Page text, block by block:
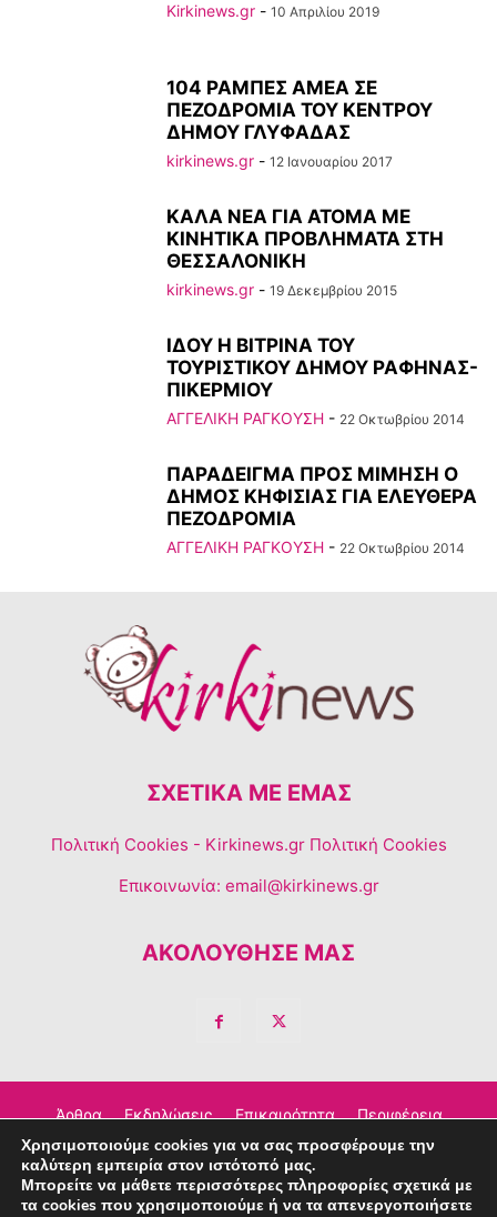
Kirkinews.gr - 10 Απριλίου 2019
104 ΡΑΜΠΕΣ ΑΜΕΑ ΣΕ
ΠΕΖΟΔΡΟΜΙΑ ΤΟΥ ΚΕΝΤΡΟΥ
ΔΗΜΟΥ ΓΛΥΦΑΔΑΣ
kirkinews.gr - 12 Ιανουαρίου 2017
ΚΑΛΑ ΝΕΑ ΓΙΑ ΑΤΟΜΑ ΜΕ
ΚΙΝΗΤΙΚΑ ΠΡΟΒΛΗΜΑΤΑ ΣΤΗ
ΘΕΣΣΑΛΟΝΙΚΗ
kirkinews.gr - 19 Δεκεμβρίου 2015
ΙΔΟΥ Η ΒΙΤΡΙΝΑ ΤΟΥ
ΤΟΥΡΙΣΤΙΚΟΥ ΔΗΜΟΥ ΡΑΦΗΝΑΣ-
ΠΙΚΕΡΜΙΟΥ
ΑΓΓΕΛΙΚΗ ΡΑΓΚΟΥΣΗ - 22 Οκτωβρίου 2014
ΠΑΡΑΔΕΙΓΜΑ ΠΡΟΣ ΜΙΜΗΣΗ Ο
ΔΗΜΟΣ ΚΗΦΙΣΙΑΣ ΓΙΑ ΕΛΕΥΘΕΡΑ
ΠΕΖΟΔΡΟΜΙΑ
ΑΓΓΕΛΙΚΗ ΡΑΓΚΟΥΣΗ - 22 Οκτωβρίου 2014
ΣΧΕΤΙΚΆ ΜΕ ΕΜΆΣ
Πολιτική Cookies - Kirkinews.gr Πολιτική Cookies
Επικοινωνία: email@kirkinews.gr
ΑΚΟΛΟΥΘΗΣΕ ΜΑΣ
Άρθρα Εκδηλώσεις Επικαιρότητα Περιφέρεια
Σχόλια Τέχνη – Πολιτισμός Διαφημιστείτε
Επικοινωνία
Χρησιμοποιούμε cookies για να σας προσφέρουμε την
καλύτερη εμπειρία στον ιστότοπό μας.
Μπορείτε να μάθετε περισσότερες πληροφορίες σχετικά με
τα cookies που χρησιμοποιούμε ή να τα απενεργοποιήσετε